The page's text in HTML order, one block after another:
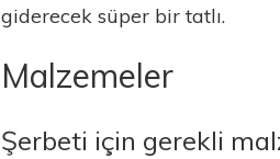
giderecek süper bir tatlı.
Malzemeler
Şerbeti için gerekli